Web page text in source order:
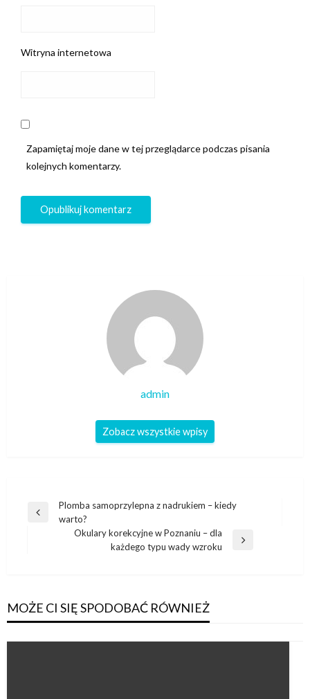
Witryna internetowa
Zapamiętaj moje dane w tej przeglądarce podczas pisania
kolejnych komentarzy.
admin
Zobacz wszystkie wpisy
Nawigacja
wpisu
Poprzedni
Plomba samoprzylepna z nadrukiem – kiedy
warto?
Okulary korekcyjne w Poznaniu – dla
każdego typu wady wzroku
MOŻE CI SIĘ SPODOBAĆ RÓWNIEŻ